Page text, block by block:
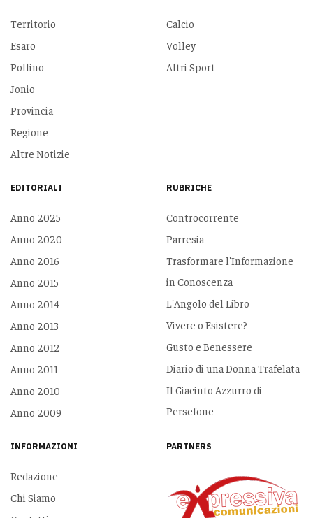
Territorio
Esaro
Pollino
Jonio
Provincia
Regione
Altre Notizie
Calcio
Volley
Altri Sport
EDITORIALI
Anno 2025
Anno 2020
Anno 2016
Anno 2015
Anno 2014
Anno 2013
Anno 2012
Anno 2011
Anno 2010
Anno 2009
RUBRICHE
Controcorrente
Parresia
Trasformare l'Informazione
in Conoscenza
L'Angolo del Libro
Vivere o Esistere?
Gusto e Benessere
Diario di una Donna Trafelata
Il Giacinto Azzurro di
Persefone
INFORMAZIONI
Redazione
Chi Siamo
PARTNERS